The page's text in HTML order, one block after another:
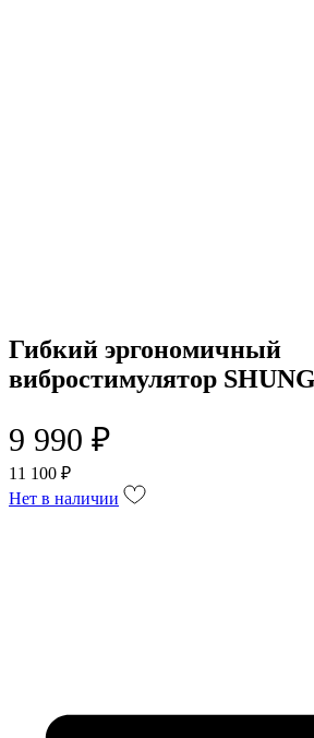
Гибкий эргономичный
вибростимулятор
9 990 ₽
11 100 ₽
Нет в наличии